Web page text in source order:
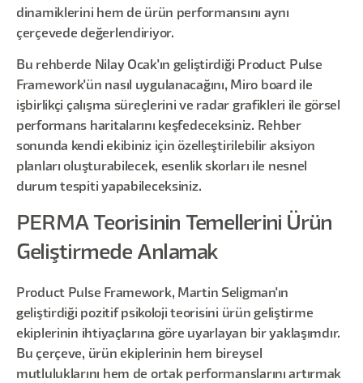
dinamiklerini hem de ürün performansını aynı
çerçevede değerlendiriyor.
Bu rehberde Nilay Ocak'ın geliştirdiği Product Pulse
Framework'ün nasıl uygulanacağını, Miro board ile
işbirlikçi çalışma süreçlerini ve radar grafikleri ile görsel
performans haritalarını keşfedeceksiniz. Rehber
sonunda kendi ekibiniz için özelleştirilebilir aksiyon
planları oluşturabilecek, esenlik skorları ile nesnel
durum tespiti yapabileceksiniz.
PERMA Teorisinin Temellerini Ürün
Geliştirmede Anlamak
Product Pulse Framework, Martin Seligman'ın
geliştirdiği pozitif psikoloji teorisini ürün geliştirme
ekiplerinin ihtiyaçlarına göre uyarlayan bir yaklaşımdır.
Bu çerçeve, ürün ekiplerinin hem bireysel
mutluluklarını hem de ortak performanslarını artırmak